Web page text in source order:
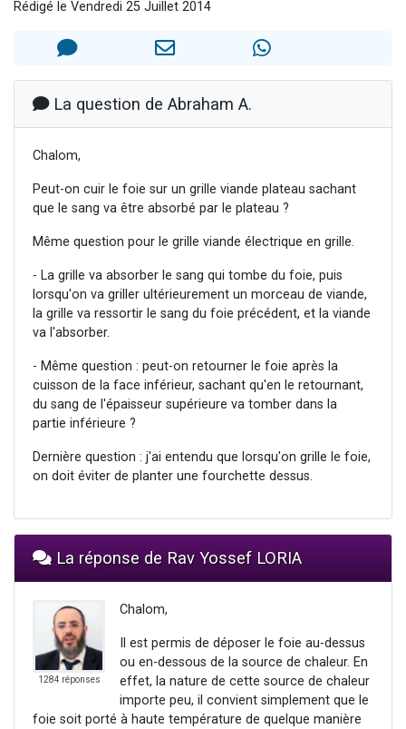
2 nouvelles musiques dans Torah-Box Music
4 personnes viennent de nous rejoindre sur WhatsApp
Rédigé le Vendredi 25 Juillet 2014
La question de Abraham A.
Chalom,
Peut-on cuir le foie sur un grille viande plateau sachant
que le sang va être absorbé par le plateau ?
Même question pour le grille viande électrique en grille.
- La grille va absorber le sang qui tombe du foie, puis
lorsqu'on va griller ultérieurement un morceau de viande,
la grille va ressortir le sang du foie précédent, et la viande
va l'absorber.
- Même question : peut-on retourner le foie après la
cuisson de la face inférieur, sachant qu'en le retournant,
du sang de l'épaisseur supérieure va tomber dans la
partie inférieure ?
Dernière question : j'ai entendu que lorsqu'on grille le foie,
on doit éviter de planter une fourchette dessus.
La réponse de Rav Yossef LORIA
1284 réponses
Chalom,
Il est permis de déposer le foie au-dessus
ou en-dessous de la source de chaleur. En
effet, la nature de cette source de chaleur
importe peu, il convient simplement que le
foie soit porté à haute température de quelque manière